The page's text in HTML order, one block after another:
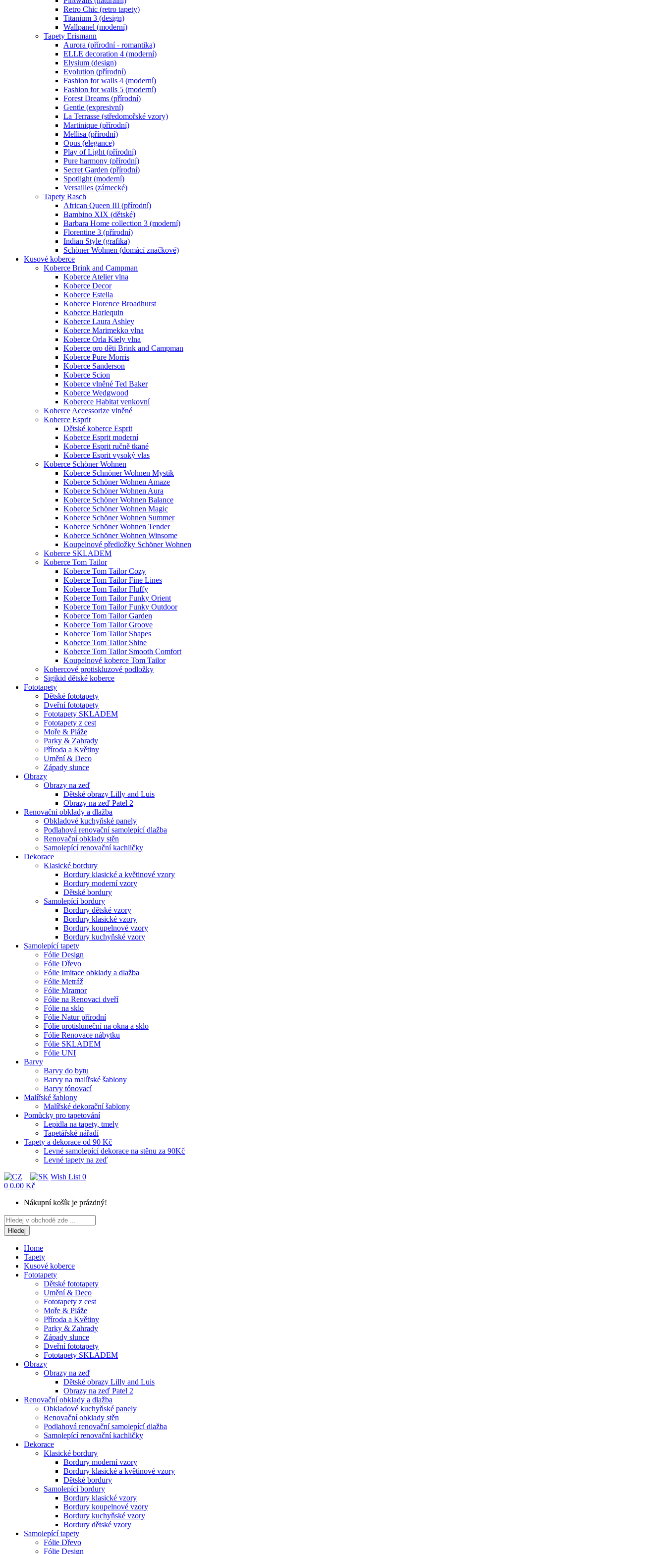
Retro Chic (retro tapety)
Titanium 3 (design)
Wallpanel (moderní)
Tapety Erismann
Aurora (přírodní - romantika)
ELLE decoration 4 (moderní)
Elysium (design)
Evolution (přírodní)
Fashion for walls 4 (moderní)
Fashion for walls 5 (moderní)
Forest Dreams (přírodní)
Gentle (expresivní)
La Terrasse (středomořské vzory)
Martinique (přírodní)
Mellisa (přírodní)
Opus (elegance)
Play of Light (přírodní)
Pure harmony (přírodní)
Secret Garden (přírodní)
Spotlight (moderní)
Versailles (zámecké)
Tapety Rasch
African Queen III (přírodní)
Bambino XIX (dětské)
Barbara Home collection 3 (moderní)
Florentine 3 (přírodní)
Indian Style (grafika)
Schöner Wohnen (domácí značkové)
Kusové koberce
Koberce Brink and Campman
Koberce Atelier vlna
Koberce Decor
Koberce Estella
Koberce Florence Broadhurst
Koberce Harlequin
Koberce Laura Ashley
Koberce Marimekko vlna
Koberce Orla Kiely vlna
Koberce pro děti Brink and Campman
Koberce Pure Morris
Koberce Sanderson
Koberce Scion
Koberce vlněné Ted Baker
Koberce Wedgwood
Koberece Habitat venkovní
Koberce Accessorize vlněné
Koberce Esprit
Dětské koberce Esprit
Koberce Esprit moderní
Koberce Esprit ručně tkané
Koberce Esprit vysoký vlas
Koberce Schöner Wohnen
Koberce Schnöner Wohnen Mystik
Koberce Schöner Wohnen Amaze
Koberce Schöner Wohnen Aura
Koberce Schöner Wohnen Balance
Koberce Schöner Wohnen Magic
Koberce Schöner Wohnen Summer
Koberce Schöner Wohnen Tender
Koberce Schöner Wohnen Winsome
Koupelnové předložky Schöner Wohnen
Koberce SKLADEM
Koberce Tom Tailor
Koberce Tom Tailor Cozy
Koberce Tom Tailor Fine Lines
Koberce Tom Tailor Fluffy
Koberce Tom Tailor Funky Orient
Koberce Tom Tailor Funky Outdoor
Koberce Tom Tailor Garden
Koberce Tom Tailor Groove
Koberce Tom Tailor Shapes
Koberce Tom Tailor Shine
Koberce Tom Tailor Smooth Comfort
Koupelnové koberce Tom Tailor
Kobercové protiskluzové podložky
Sigikid dětské koberce
Fototapety
Dětské fototapety
Dveřní fototapety
Fototapety SKLADEM
Fototapety z cest
Moře & Pláže
Parky & Zahrady
Příroda a Květiny
Umění & Deco
Západy slunce
Obrazy
Obrazy na zeď
Dětské obrazy Lilly and Luis
Obrazy na zeď Patel 2
Renovační obklady a dlažba
Obkladové kuchyňské panely
Podlahová renovační samolepící dlažba
Renovační obklady stěn
Samolepící renovační kachličky
Dekorace
Klasické bordury
Bordury klasické a květinové vzory
Bordury moderní vzory
Dětské bordury
Samolepící bordury
Bordury dětské vzory
Bordury klasické vzory
Bordury koupelnové vzory
Bordury kuchyňské vzory
Samolepící tapety
Fólie Design
Fólie Dřevo
Fólie Imitace obklady a dlažba
Fólie Metráž
Fólie Mramor
Fólie na Renovaci dveří
Fólie na sklo
Fólie Natur přírodní
Fólie protisluneční na okna a sklo
Fólie Renovace nábytku
Fólie SKLADEM
Fólie UNI
Barvy
Barvy do bytu
Barvy na malířské šablony
Barvy tónovací
Malířské šablony
Malířské dekorační šablony
Pomůcky pro tapetování
Lepidla na tapety, tmely
Tapetářské nářadí
Tapety a dekorace od 90 Kč
Levné samolepící dekorace na stěnu za 90Kč
Levné tapety na zeď
Wish List 0
0 0.00 Kč
Nákupní košík je prázdný!
Hledej
Home
Tapety
Kusové koberce
Fototapety
Dětské fototapety
Umění & Deco
Fototapety z cest
Moře & Pláže
Příroda a Květiny
Parky & Zahrady
Západy slunce
Dveřní fototapety
Fototapety SKLADEM
Obrazy
Obrazy na zeď
Dětské obrazy Lilly and Luis
Obrazy na zeď Patel 2
Renovační obklady a dlažba
Obkladové kuchyňské panely
Renovační obklady stěn
Podlahová renovační samolepící dlažba
Samolepící renovační kachličky
Dekorace
Klasické bordury
Bordury moderní vzory
Bordury klasické a květinové vzory
Dětské bordury
Samolepící bordury
Bordury klasické vzory
Bordury koupelnové vzory
Bordury kuchyňské vzory
Bordury dětské vzory
Samolepící tapety
Fólie Dřevo
Fólie Design